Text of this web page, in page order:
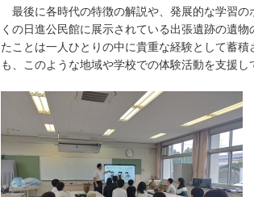
最後に各時代の特徴の解説や、発展的な学習の
くの日進公民館に展示されている出張遺跡の遺
たことは一人ひとりの中に貴重な経験として蓄
も、このような地域や学校での体験活動を支援し